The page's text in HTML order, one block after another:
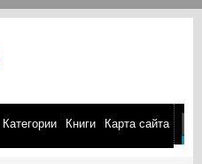
Категории Книги Карта сайта